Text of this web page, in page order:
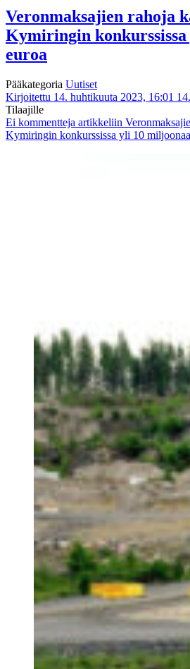
Veronmaksajien rahoja
Kymiringin
euroa
Pääkategoria Uutiset
Kirjoitettu 14. huhtikuuta 2023, 16:01
Tilaajille
Ei kommentteja artikkeliin
Kymiringin konkurssissa yli 10